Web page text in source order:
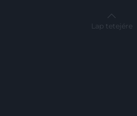
Lap tetejére